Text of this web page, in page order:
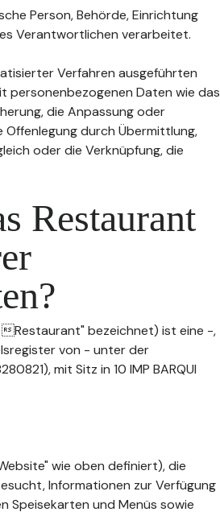
Person, Behörde, Einrichtung
Verantwortlichen verarbeitet.
Verfahren ausgeführten
personenbezogenen Daten wie das
die Anpassung oder
Offenlegung durch Übermittlung,
oder die Verknüpfung, die
Restaurant
Restaurant" bezeichnet) ist eine -,
von - unter der
mit Sitz in 10 IMP BARQUI
wie oben definiert), die
Informationen zur Verfügung
Speisekarten und Menüs sowie